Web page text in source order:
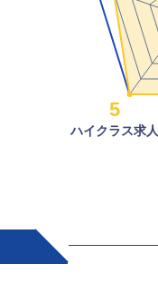
5
ハイクラス求人